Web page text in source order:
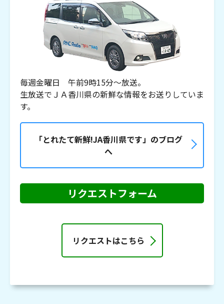
毎週金曜日 午前9時15分～放送。
生放送でＪＡ香川県の新鮮な情報をお送りしていま
す。
「とれたて新鮮!JA香川県です」のブログ
へ
リクエストフォーム
リクエストはこちら